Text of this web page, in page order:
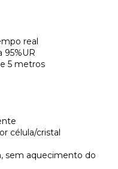
real
95%UR
5 metros
célula/cristal
sem aquecimento do